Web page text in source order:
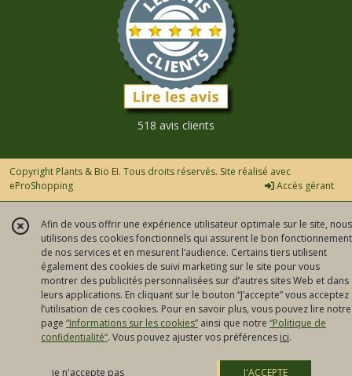
518 avis clients
Copyright Plants & Bio EI. Tous droits réservés. Site réalisé avec
eProShopping
Accès gérant
Afin de vous offrir une expérience utilisateur optimale sur le site, nous
utilisons des cookies fonctionnels qui assurent le bon fonctionnement
de nos services et en mesurent l’audience. Certains tiers utilisent
également des cookies de suivi marketing sur le site pour vous
montrer des publicités personnalisées sur d’autres sites Web et dans
leurs applications. En cliquant sur le bouton “J’accepte” vous acceptez
l’utilisation de ces cookies. Pour en savoir plus, vous pouvez lire notre
page “Informations sur les cookies” ainsi que notre “Politique de
confidentialité“. Vous pouvez ajuster vos préférences ici.
je n'accepte pas J'ACCEPTE